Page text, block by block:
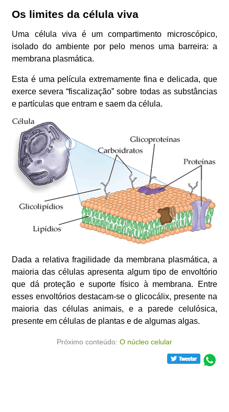
Os limites da célula viva
Uma célula viva é um compartimento microscópico,
isolado do ambiente por pelo menos uma barreira: a
membrana plasmática.
Esta é uma película extremamente fina e delicada, que
exerce severa “fiscalização” sobre todas as substâncias
e partículas que entram e saem da célula.
Dada a relativa fragilidade da membrana plasmática, a
maioria das células apresenta algum tipo de envoltório
que dá proteção e suporte físico à membrana. Entre
esses envoltórios destacam-se o glicocálix, presente na
maioria das células animais, e a parede celulósica,
presente em células de plantas e de algumas algas.
Próximo conteúdo: O núcleo celular